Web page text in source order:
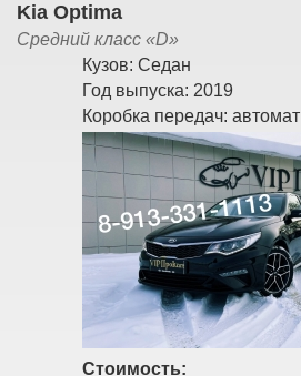
Kia Optima
Средний класс «D»
Кузов: Седан
Год выпуска: 2019
Коробка передач: автомат
Стоимость: